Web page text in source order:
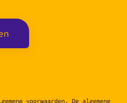
voorwaarden. De algemene